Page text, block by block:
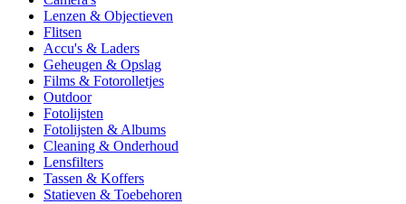
Lenzen & Objectieven
Flitsen
Accu's & Laders
Geheugen & Opslag
Films & Fotorolletjes
Outdoor
Fotolijsten
Fotolijsten & Albums
Cleaning & Onderhoud
Lensfilters
Tassen & Koffers
Statieven & Toebehoren